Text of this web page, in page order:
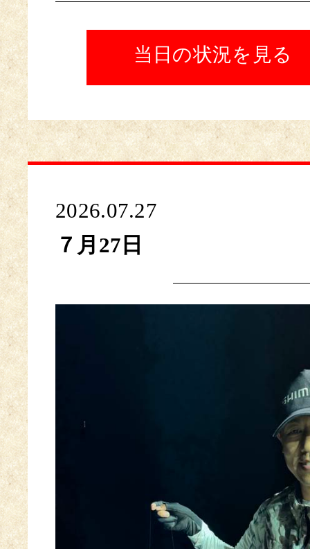
当日の状況を見る
2026.07.27
７月27日